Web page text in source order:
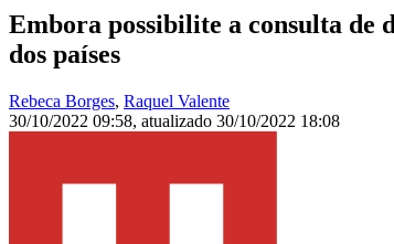
Embora possibilite a consulta de
dos países
Rebeca Borges, Raquel Valente
30/10/2022 09:58, atualizado 30/10/2022 18:08